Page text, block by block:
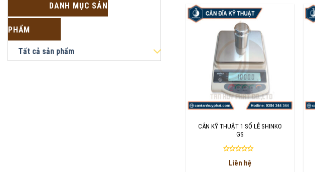
DANH MỤC SẢN
PHẨM
Tất cả sản phẩm
+
CÂN KỸ THUẬT 1 SỐ LẺ SHINKO
GS
Được
Liên hệ